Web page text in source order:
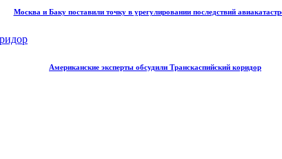
Москва и Баку поставили точку в урегулировании последствий
Американские эксперты обсудили Транскаспийский коридор